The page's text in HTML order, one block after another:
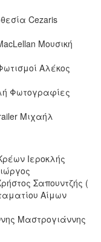
Cezaris
Μουσική
Αλέκος
Φωτογραφίες
Μιχαήλ
Ιεροκλής
Σαπουντζής (
Αίμων
Μαστρογιάννης